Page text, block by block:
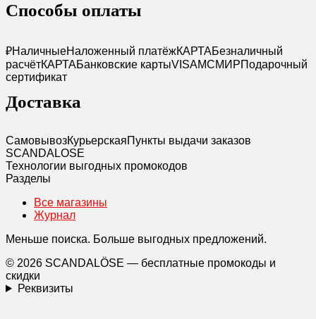
Способы оплаты
₽НаличныеНаложенный платёжКАРТАБезналичный
расчётКАРТАБанковские картыVISAMCМИРПодарочный
сертификат
Доставка
СамовывозКурьерскаяПункты выдачи заказов
SCANDALOSE
Технологии выгодных промокодов
Разделы
Все магазины
Журнал
Меньше поиска. Больше выгодных предложений.
© 2026 SCANDALÖSE — бесплатные промокоды и
скидки
Реквизиты